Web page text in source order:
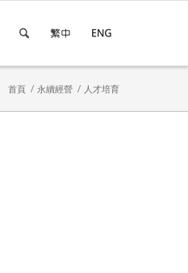
首頁 / 永續經營 / 人才培育